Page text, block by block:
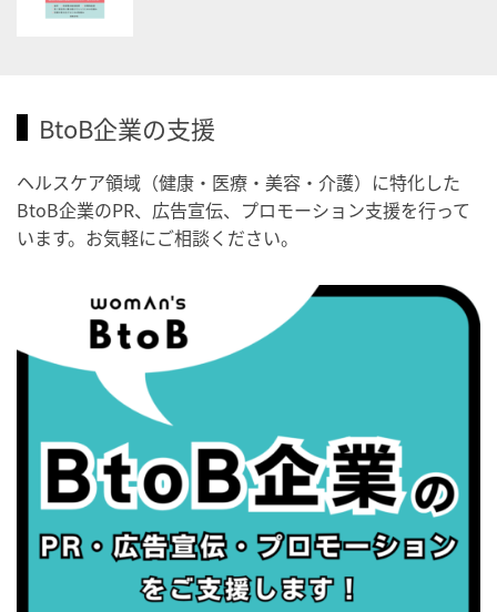
・秋の睡眠の日
・世界アルツハイマー月間
・健康増進普及月間
・歯ヂカラ探究月間
・職場の健康診断実施強化月間
・世界性の健康デー
・がん征圧月間
・世界アルツハイマー月間
・健康増進普及月間
・歯ヂカラ探究月間
・職場の健康診断実施強化月間
2026/09/06(日)
・世界アルツハイマー月間
・健康増進普及月間
BtoB企業の支援
ヘルスケア領域（健康・医療・美容・介護）に特化した
BtoB企業のPR、広告宣伝、プロモーション支援を行って
います。お気軽にご相談ください。